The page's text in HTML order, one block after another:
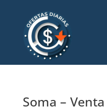
Soma –